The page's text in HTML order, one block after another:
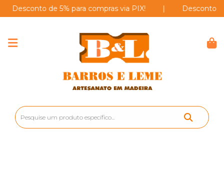
de 5% para compras via PIX! Desconto de